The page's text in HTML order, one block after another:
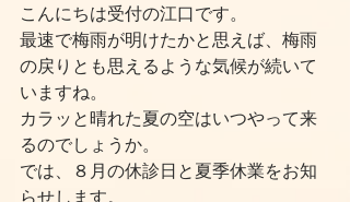
こんにちは受付の江口です。
最速で梅雨が明けたかと思えば、梅雨
の戻りとも思えるような気候が続いて
いますね。
カラッと晴れた夏の空はいつやって来
るのでしょうか。
では、８月の休診日と夏季休業をお知
らせします。